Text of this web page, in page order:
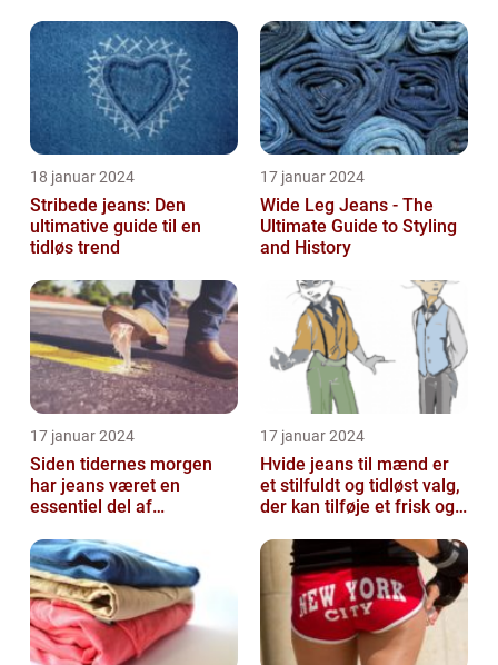
pasform o...
18 januar 2024
Stribede jeans: Den
ultimative guide til en
tidløs trend
17 januar 2024
Wide Leg Jeans - The
Ultimate Guide to Styling
and History
17 januar 2024
Siden tidernes morgen
har jeans været en
essentiel del af
mange mennesker
17 januar 2024
Hvide jeans til mænd er
et stilfuldt og tidløst valg,
der kan tilføje et frisk og